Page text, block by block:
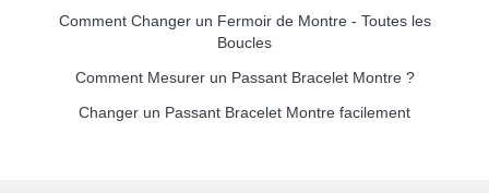
Comment Changer un Fermoir de Montre - Toutes les
Boucles
Comment Mesurer un Passant Bracelet Montre ?
Changer un Passant Bracelet Montre facilement